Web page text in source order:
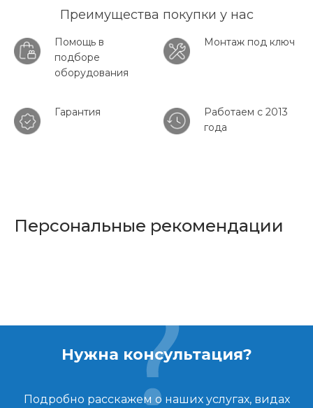
Преимущества покупки у нас
Помощь в
подборе
оборудования
Монтаж под ключ
Гарантия
Работаем с 2013
года
Персональные рекомендации
Нужна консультация?
Подробно расскажем о наших услугах, видах